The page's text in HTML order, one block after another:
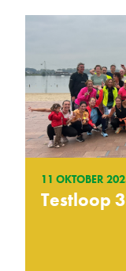
11 OKTOBER
Testloop